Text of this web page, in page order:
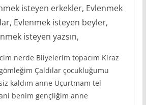
isteyen erkekler, Evlenmek
Evlenmek isteyen beyler,
isteyen yazsın,
nerde Bilyelerim topacım Kiraz
Çaldılar çocukluğumu
kaldım anne Uçurtmam tel
benim gençliğim anne